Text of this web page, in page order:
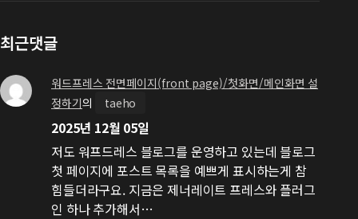
최근댓글
워드프레스 전면페이지(front page)/첫화면/메인화면 설
정하기의 taeho
2025년 12월 05일
저도 워프드레스 블로그를 운영하고 있는데 블로그
첫 페이지에 포스트 목록을 예쁘게 표시하는게 참
힘들더라구요. 지금은 제너레이트 프레스와 플러그
인 하나 추가해서…